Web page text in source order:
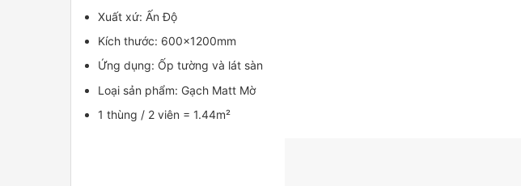
Xuất xứ: Ấn Độ
Kích thước: 600x1200mm
Ứng dụng: Ốp tường và lát sàn
Loại sản phẩm: Gạch Matt Mờ
1 thùng / 2 viên = 1.44m²